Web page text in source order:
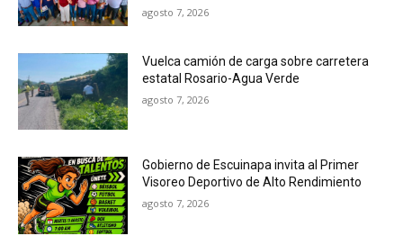
agosto 7, 2026
Vuelca camión de carga sobre carretera
estatal Rosario-Agua Verde
agosto 7, 2026
Gobierno de Escuinapa invita al Primer
Visoreo Deportivo de Alto Rendimiento
agosto 7, 2026